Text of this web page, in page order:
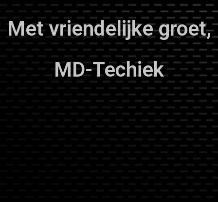
Met vriendelijke groet,
MD-Techiek